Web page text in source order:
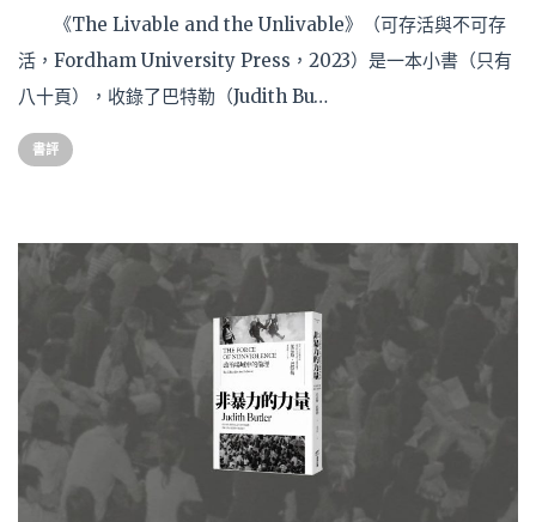
《The Livable and the Unlivable》（可存活與不可存
活，Fordham University Press，2023）是一本小書（只有
八十頁），收錄了巴特勒（Judith Bu…
書評